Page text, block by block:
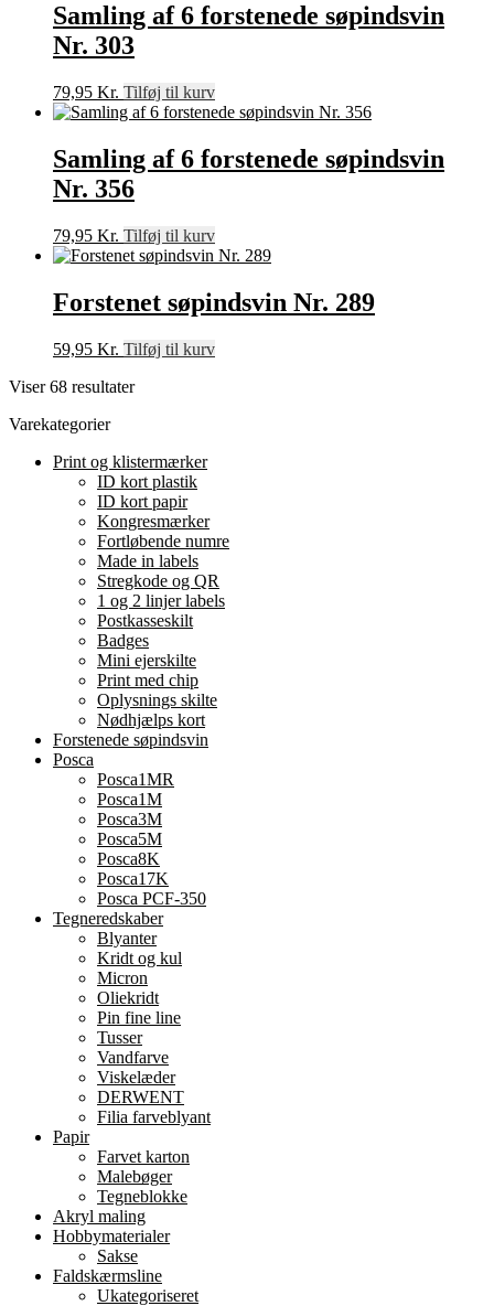
Samling af 6 forstenede søpindsvin
Nr. 303
79,95 Kr. Tilføj til kurv
Samling af 6 forstenede søpindsvin
Nr. 356
79,95 Kr. Tilføj til kurv
Forstenet søpindsvin Nr. 289
59,95 Kr. Tilføj til kurv
Viser 68 resultater
Varekategorier
Print og klistermærker
ID kort plastik
ID kort papir
Kongresmærker
Fortløbende numre
Made in labels
Stregkode og QR
1 og 2 linjer labels
Postkasseskilt
Badges
Mini ejerskilte
Print med chip
Oplysnings skilte
Nødhjælps kort
Forstenede søpindsvin
Posca
Posca1MR
Posca1M
Posca3M
Posca5M
Posca8K
Posca17K
Posca PCF-350
Tegneredskaber
Blyanter
Kridt og kul
Micron
Oliekridt
Pin fine line
Tusser
Vandfarve
Viskelæder
DERWENT
Filia farveblyant
Papir
Farvet karton
Malebøger
Tegneblokke
Akryl maling
Hobbymaterialer
Sakse
Faldskærmsline
Ukategoriseret